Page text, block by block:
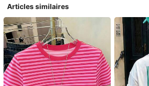
Articles similaires